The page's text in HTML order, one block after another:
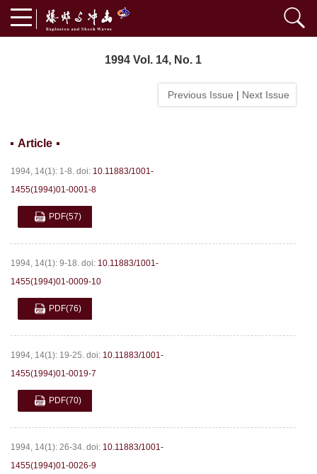
1994 Vol. 14, No. 1
Previous Issue | Next Issue
Article
1994, 14(1): 1-8. doi: 10.11883/1001-
1455(1994)01-0001-8
PDF(57)
1994, 14(1): 9-18. doi: 10.11883/1001-
1455(1994)01-0009-10
PDF(76)
1994, 14(1): 19-25. doi: 10.11883/1001-
1455(1994)01-0019-7
PDF(70)
1994, 14(1): 26-34. doi: 10.11883/1001-
1455(1994)01-0026-9